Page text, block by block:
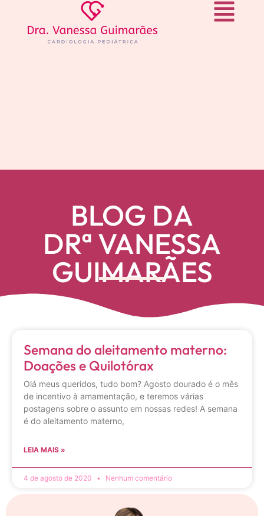
BLOG DA
DRª VANESSA
GUIMARÃES
Semana do aleitamento materno:
Doações e Quilotórax
Olá meus queridos, tudo bom? Agosto dourado é o mês
de incentivo à amamentação, e teremos várias
postagens sobre o assunto em nossas redes! A semana
é do aleitamento materno,
LEIA MAIS »
4 de agosto de 2020 Nenhum comentário